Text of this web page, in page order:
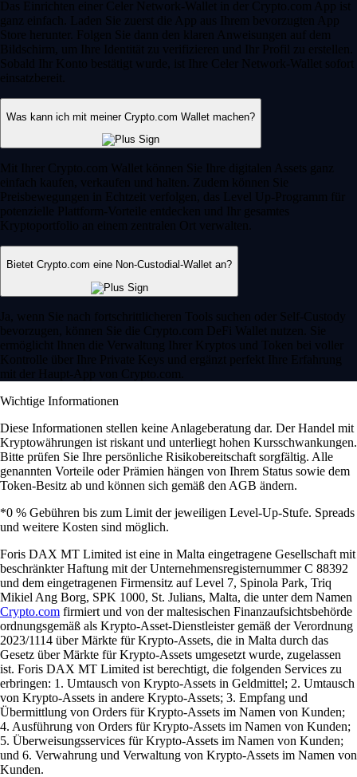
Das Einrichten einer Celer Network-Wallet in der Crypto.com App ist
ganz einfach. Laden Sie zuerst die App aus Ihrem bevorzugten App
Store herunter. Folgen Sie dann den klaren Anweisungen auf dem
Bildschirm, um Ihre Identität zu verifizieren und Ihr Profil zu erstellen.
Sobald Ihr Konto bestätigt wurde, ist Ihre Celer Network-Wallet sofort
einsatzbereit.
Was kann ich mit meiner Crypto.com Wallet machen?
Mit Ihrer Crypto.com Wallet können Sie Ihre digitalen Assets ganz
einfach kaufen, verkaufen und halten. Zudem können Sie
Preisbewegungen in Echtzeit verfolgen, das Level Up-Programm für
potenzielle Plattform-Vorteile entdecken und Ihr gesamtes
Kryptoportfolio an einem zentralen Ort verwalten.
Bietet Crypto.com eine Non-Custodial-Wallet an?
Ja, wenn Sie nach fortschrittlicheren Tools suchen oder Self-Custody
bevorzugen, können Sie die Crypto.com DeFi Wallet nutzen. Sie
ermöglicht Ihnen die Verwaltung Ihrer Kryptos und Token bei voller
Kontrolle über Ihre Private Keys und ergänzt perfekt Ihre Erfahrung
mit der Haupt-App von Crypto.com.
Wichtige Informationen
Diese Informationen stellen keine Anlageberatung dar. Der Handel mit
Kryptowährungen ist riskant und unterliegt hohen Kursschwankungen.
Bitte prüfen Sie Ihre persönliche Risikobereitschaft sorgfältig. Alle
genannten Vorteile oder Prämien hängen von Ihrem Status sowie dem
Token-Besitz ab und können sich gemäß den AGB ändern.
*0 % Gebühren bis zum Limit der jeweiligen Level-Up-Stufe. Spreads
und weitere Kosten sind möglich.
Foris DAX MT Limited ist eine in Malta eingetragene Gesellschaft mit
beschränkter Haftung mit der Unternehmensregisternummer C 88392
und dem eingetragenen Firmensitz auf Level 7, Spinola Park, Triq
Mikiel Ang Borg, SPK 1000, St. Julians, Malta, die unter dem Namen
Crypto.com firmiert und von der maltesischen Finanzaufsichtsbehörde
ordnungsgemäß als Krypto-Asset-Dienstleister gemäß der Verordnung
2023/1114 über Märkte für Krypto-Assets, die in Malta durch das
Gesetz über Märkte für Krypto-Assets umgesetzt wurde, zugelassen
ist. Foris DAX MT Limited ist berechtigt, die folgenden Services zu
erbringen: 1. Umtausch von Krypto-Assets in Geldmittel; 2. Umtausch
von Krypto-Assets in andere Krypto-Assets; 3. Empfang und
Übermittlung von Orders für Krypto-Assets im Namen von Kunden;
4. Ausführung von Orders für Krypto-Assets im Namen von Kunden;
5. Überweisungsservices für Krypto-Assets im Namen von Kunden;
und 6. Verwahrung und Verwaltung von Krypto-Assets im Namen von
Kunden.